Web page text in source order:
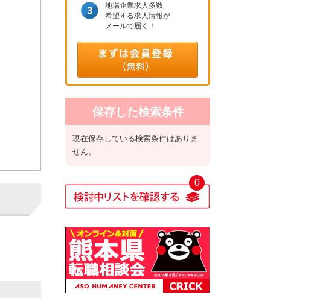
地場企業求人多数
希望する求人情報が
メールで届く！
保存した検索条件
現在保存している検索条件はありま
せん。
0